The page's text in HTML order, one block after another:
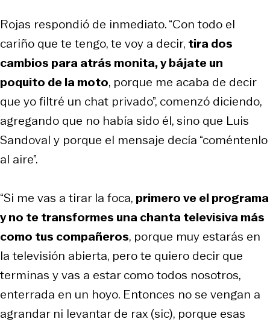
Rojas respondió de inmediato. “Con todo el
cariño que te tengo, te voy a decir, tira dos
cambios para atrás monita, y bájate un
poquito de la moto, porque me acaba de decir
que yo filtré un chat privado”, comenzó diciendo,
agregando que no había sido él, sino que Luis
Sandoval y porque el mensaje decía “coméntenlo
al aire”.
“Si me vas a tirar la foca, primero ve el programa
y no te transformes una chanta televisiva más
como tus compañeros, porque muy estarás en
la televisión abierta, pero te quiero decir que
terminas y vas a estar como todos nosotros,
enterrada en un hoyo. Entonces no se vengan a
agrandar ni levantar de rax (sic), porque esas